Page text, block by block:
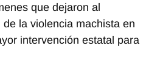
que dejaron al
la violencia machista en
intervención estatal para